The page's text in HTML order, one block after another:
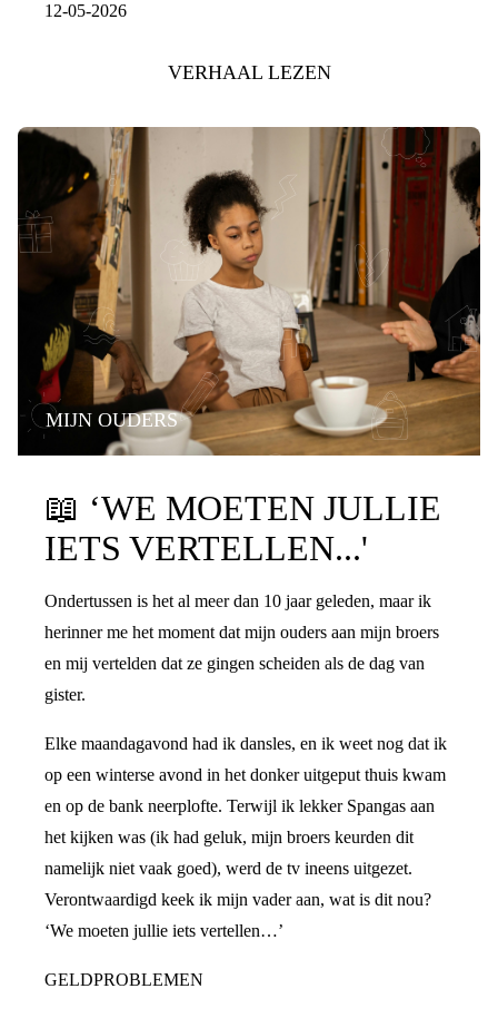
12-05-2026
VERHAAL LEZEN
MIJN OUDERS
📖 ‘WE MOETEN JULLIE
IETS VERTELLEN...'
Ondertussen is het al meer dan 10 jaar geleden, maar ik
herinner me het moment dat mijn ouders aan mijn broers
en mij vertelden dat ze gingen scheiden als de dag van
gister.
Elke maandagavond had ik dansles, en ik weet nog dat ik
op een winterse avond in het donker uitgeput thuis kwam
en op de bank neerplofte. Terwijl ik lekker Spangas aan
het kijken was (ik had geluk, mijn broers keurden dit
namelijk niet vaak goed), werd de tv ineens uitgezet.
Verontwaardigd keek ik mijn vader aan, wat is dit nou?
‘We moeten jullie iets vertellen…’
GELDPROBLEMEN